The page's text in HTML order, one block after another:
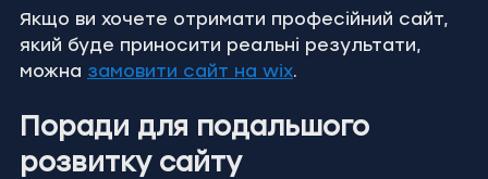
Якщо ви хочете отримати професійний сайт,
який буде приносити реальні результати,
можна замовити сайт на wix.
Поради для подальшого
розвитку сайту